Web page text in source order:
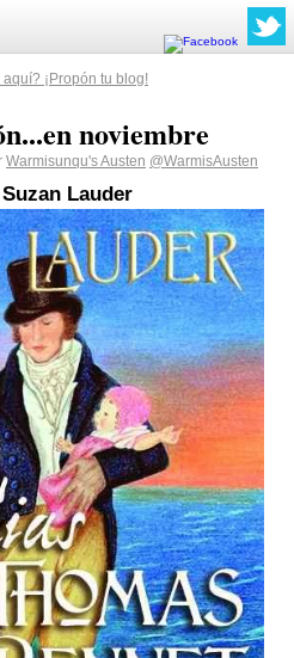
¡Propón tu blog!
noviembre
Warmisunqu's Austen @WarmisAusten
Lauder